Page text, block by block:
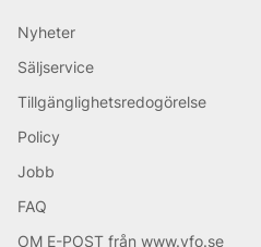
Nyheter
Säljservice
Tillgänglighetsredogörelse
Policy
Jobb
FAQ
OM E-POST från www.vfo.se